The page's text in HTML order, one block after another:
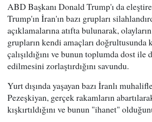
ABD Başkanı Donald Trump'ı da
Trump'ın İran'ın bazı grupları
açıklamalarına atıfta bulunarak,
grupların kendi amaçları doğrultusunda
çalışıldığını ve bunun toplumda dost ile
edilmesini zorlaştırdığını savundu.
Yurt dışında yaşayan bazı İranlı
Pezeşkiyan, gerçek rakamların
kışkırtıldığını ve bunun "ihanet"